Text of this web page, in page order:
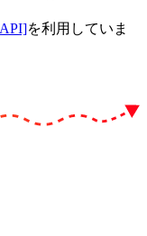
を利用していま